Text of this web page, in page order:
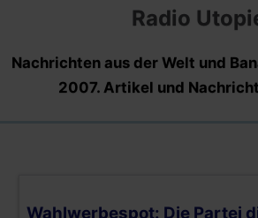
Radio
Nachrichten aus der Welt und
2007. Artikel und
Wahlwerbespot: Die Partei